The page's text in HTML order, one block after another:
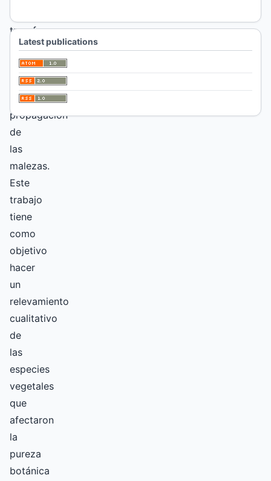
transforma
en
un
vehículo
de
propagación
de
las
malezas.
Este
trabajo
tiene
como
objetivo
hacer
un
relevamiento
cualitativo
de
las
especies
vegetales
que
afectaron
la
pureza
botánica
Latest publications